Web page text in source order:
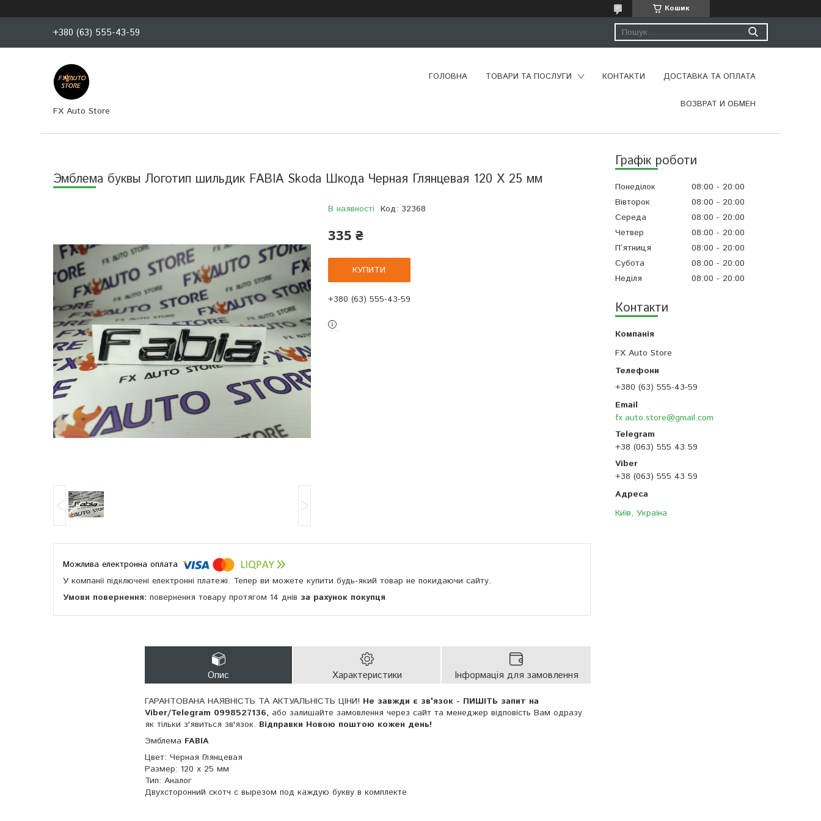
Кошик
+380 (63) 555-43-59
FX Auto Store
ГОЛОВНА ТОВАРИ ТА ПОСЛУГИ КОНТАКТИ ДОСТАВКА ТА ОПЛАТА
ВОЗВРАТ И ОБМЕН
Графік роботи
Понеділок 08:00
20:00
Вівторок
08:00
20:00
Середа
08:00
20:00
Четвер
08:00
20:00
Пʼятниця
08:00
20:00
Субота
08:00
20:00
Неділя
08:00 20:00
Контакти
FX Auto Store
+380 (63) 555-43-59
fx.auto.store@gmail.com
+38 (063) 555 43 59
+38 (063) 555 43 59
Київ, Україна
Эмблема буквы Логотип шильдик FABIA Skoda Шкода Черная Глянцевая 120 X 25 мм
В наявності Код: 32368
335 ₴
КУПИТИ
+380 (63) 555-43-59
У компанії підключені електронні платежі. Тепер ви можете купити будь-який товар не покидаючи сайту.
повернення товару протягом 14 днів за рахунок покупця
Опис Характеристики Інформація для замовлення
ГАРАНТОВАНА НАЯВНІСТЬ ТА АКТУАЛЬНІСТЬ ЦІНИ! Не завжди є зв'язок - ПИШІТЬ запит на
Viber/Telegram 0998527136, або залишайте замовлення через сайт та менеджер відповість Вам одразу
як тільки з'явиться зв'язок. Відправки Новою поштою кожен день!
Эмблема FABIA
Цвет: Черная Глянцевая
Размер: 120 х 25 мм
Тип: Аналог
Двухсторонний скотч с вырезом под каждую букву в комплекте